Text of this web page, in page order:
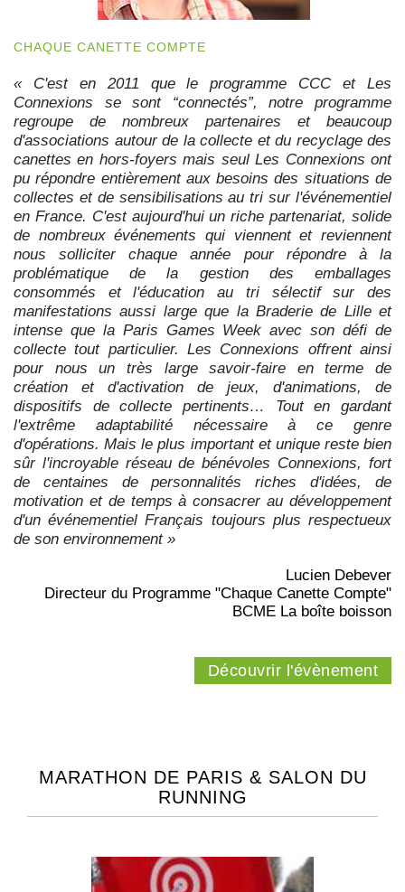
CHAQUE CANETTE COMPTE
« C'est en 2011 que le programme CCC et Les
Connexions se sont “connectés”, notre programme
regroupe de nombreux partenaires et beaucoup
d'associations autour de la collecte et du recyclage des
canettes en hors-foyers mais seul Les Connexions ont
pu répondre entièrement aux besoins des situations de
collectes et de sensibilisations au tri sur l'événementiel
en France. C'est aujourd'hui un riche partenariat, solide
de nombreux événements qui viennent et reviennent
nous solliciter chaque année pour répondre à la
problématique de la gestion des emballages
consommés et l'éducation au tri sélectif sur des
manifestations aussi large que la Braderie de Lille et
intense que la Paris Games Week avec son défi de
collecte tout particulier. Les Connexions offrent ainsi
pour nous un très large savoir-faire en terme de
création et d'activation de jeux, d'animations, de
dispositifs de collecte pertinents… Tout en gardant
l'extrême adaptabilité nécessaire à ce genre
d'opérations. Mais le plus important et unique reste bien
sûr l'incroyable réseau de bénévoles Connexions, fort
de centaines de personnalités riches d'idées, de
motivation et de temps à consacrer au développement
d'un événementiel Français toujours plus respectueux
de son environnement »
Lucien Debever
Directeur du Programme "Chaque Canette Compte"
BCME La boîte boisson
Découvrir l'évènement
MARATHON DE PARIS & SALON DU
RUNNING